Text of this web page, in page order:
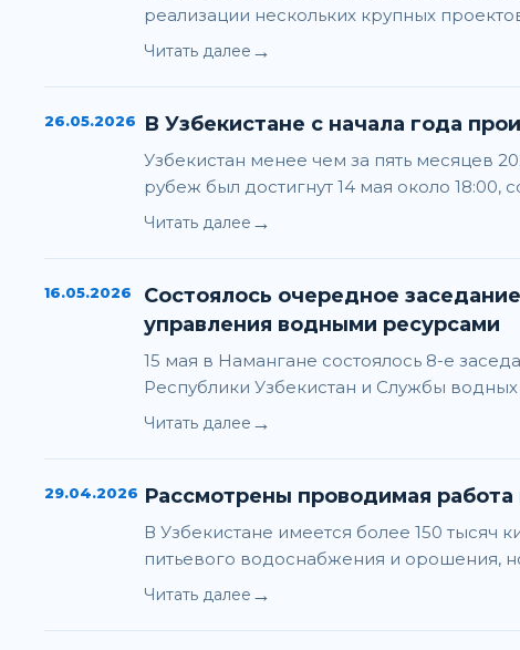
реализации нескольких крупных
Читать далее →
26.05.2026 В Узбекистане с начала года
Узбекистан менее чем за пять месяцев
рубеж был достигнут 14 мая около
Читать далее →
16.05.2026
Состоялось очередное заседание Совместной
управления водными ресурсами
15 мая в Намангане состоялось 8-е
Республики Узбекистан и Службы
Читать далее →
29.04.2026 Рассмотрены проводимая
В Узбекистане имеется более 150 тысяч
питьевого водоснабжения и орошения,
Читать далее →